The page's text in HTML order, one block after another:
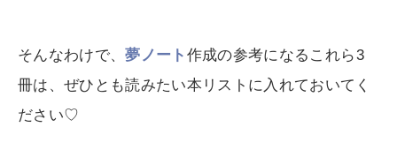
そんなわけで、夢ノート 作成の参考になるこれら3
冊は、ぜひとも読みたい本リストに入れておいてく
ださい♡